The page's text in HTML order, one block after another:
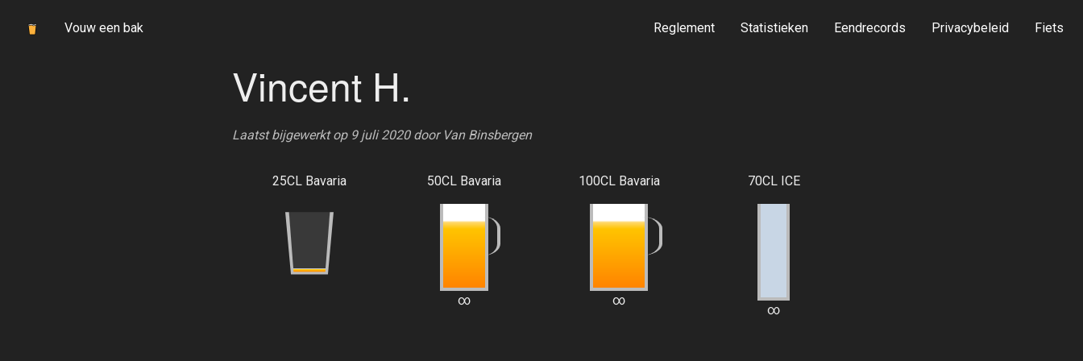
Vouw een bak Reglement Statistieken Eendrecords Privacybeleid Fiets
Vincent H.
Laatst bijgewerkt op 9 juli 2020 door Van Binsbergen
25CL Bavaria 50CL Bavaria
∞
100CL Bavaria
∞
70CL ICE
∞